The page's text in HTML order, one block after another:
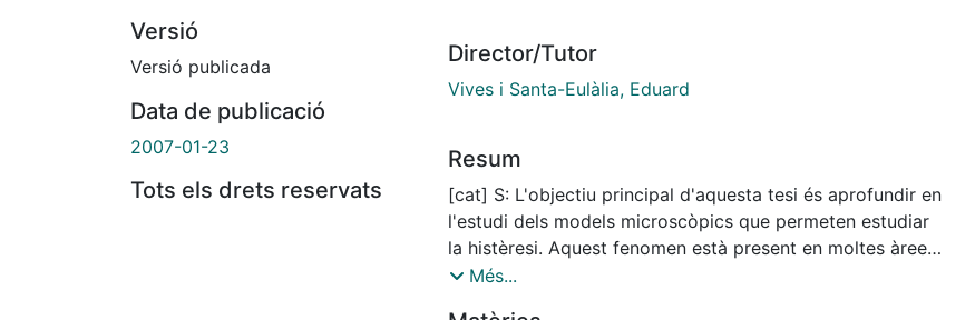
Versió
Versió publicada
Data de publicació
2007-01-23
Tots els drets reservats
Director/Tutor
Vives i Santa-Eulàlia, Eduard
Resum
[cat] S: L'objectiu principal d'aquesta tesi és aprofundir en
l'estudi dels models microscòpics que permeten estudiar
la histèresi. Aquest fenomen està present en moltes àrees
de la física i ha despertat l'interès de molts investigadors
Més...